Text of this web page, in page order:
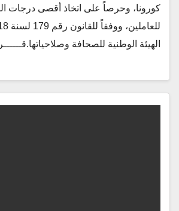
كورونا، وحرصاً على اتخاذ أقصى درجات
الهيئة الوطنية للصحافة